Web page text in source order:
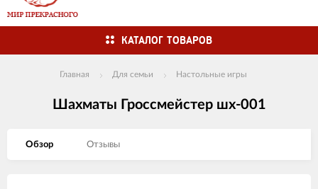
КАТАЛОГ ТОВАРОВ
Главная Для семьи Настольные игры
Шахматы Гроссмейстер шх-001
Обзор Отзывы